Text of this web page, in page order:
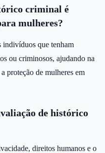
criminal é
mulheres?
indivíduos que tenham
ou criminosos, ajudando na
proteção de mulheres em
de histórico
direitos humanos e o